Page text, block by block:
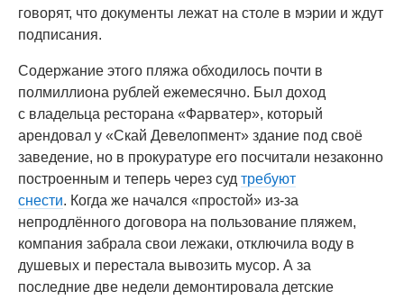
говорят, что документы лежат на столе в мэрии и ждут
подписания.
Содержание этого пляжа обходилось почти в
полмиллиона рублей ежемесячно. Был доход
с владельца ресторана «Фарватер», который
арендовал у «Скай Девелопмент» здание под своё
заведение, но в прокуратуре его посчитали незаконно
построенным и теперь через суд требуют
снести. Когда же начался «простой» из-за
непродлённого договора на пользование пляжем,
компания забрала свои лежаки, отключила воду в
душевых и перестала вывозить мусор. А за
последние две недели демонтировала детские